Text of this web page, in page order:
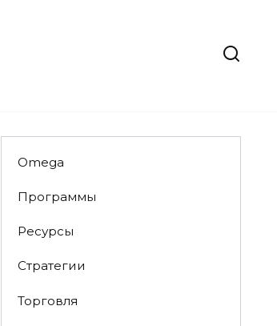
Omega
Программы
Ресурсы
Стратегии
Торговля